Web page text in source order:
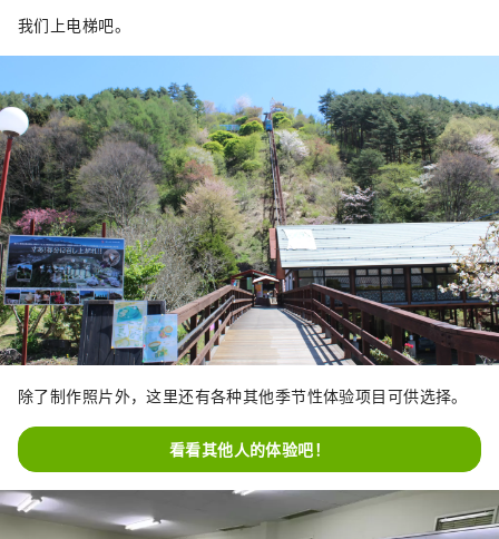
我们上电梯吧。
除了制作照片外，这里还有各种其他季节性体验项目可供选择。
看看其他人的体验吧！